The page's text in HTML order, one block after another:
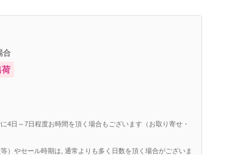
合
荷
4日～7日程度お時間を頂く場合もございます（お取り寄せ・
）やセール時期は, 通常よりも多く日数を頂く場合がございま